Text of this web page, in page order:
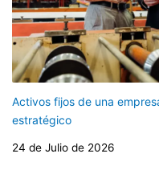
Activos fijos de una
estratégico
24 de Julio de 2026